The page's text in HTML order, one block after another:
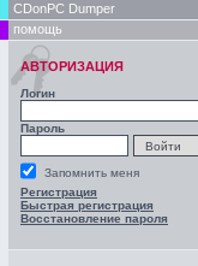
CDonPC Dumper
помощь
АВТОРИЗАЦИЯ
Логин
Пароль
Запомнить меня
Регистрация
Быстрая регистрация
Восстановление пароля